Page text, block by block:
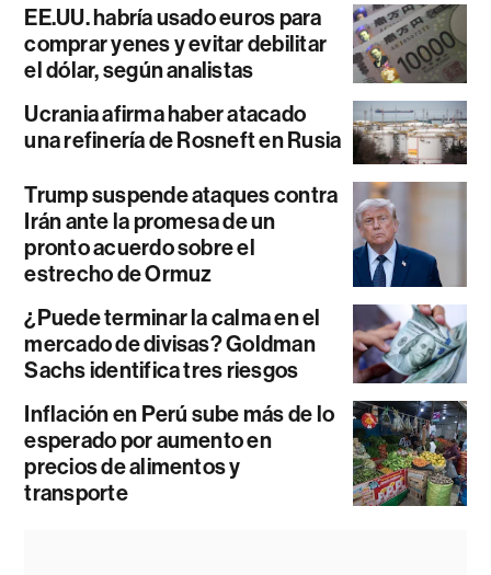
EE.UU. habría usado euros para
comprar yenes y evitar debilitar
el dólar, según analistas
Ucrania afirma haber atacado
una refinería de Rosneft en Rusia
Trump suspende ataques contra
Irán ante la promesa de un
pronto acuerdo sobre el
estrecho de Ormuz
¿Puede terminar la calma en el
mercado de divisas? Goldman
Sachs identifica tres riesgos
Inflación en Perú sube más de lo
esperado por aumento en
precios de alimentos y
transporte